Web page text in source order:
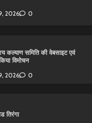
2026 0
कल्याण समिति की वेबसाइट एवं
विमोचन
2026 0
तिरंगा